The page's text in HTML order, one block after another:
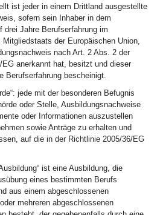
ist jeder in einem Drittland ausgestellte
sofern sein Inhaber in dem
drei Jahre Berufserfahrung im
Mitgliedstaats der Europäischen Union,
nach Art. 2 Abs. 2 der
EG anerkannt hat, besitzt und dieser
Berufserfahrung bescheinigt.
jede mit der besonderen Befugnis
oder Stelle, Ausbildungsnachweise
oder Informationen auszustellen
sowie Anträge zu erhalten und
auf die in der Richtlinie 2005/36/EG
ist eine Ausbildung, die
eines bestimmten Berufs
aus einem abgeschlossenen
mehreren abgeschlossenen